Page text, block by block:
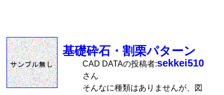
基礎砕石・割栗パターン
CAD DATAの投稿者:sekkei510
さん
そんなに種類はありませんが、図